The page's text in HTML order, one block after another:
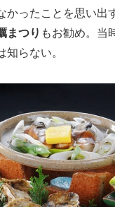
かったことを思い出
まつり もお勧め。当
知らない。